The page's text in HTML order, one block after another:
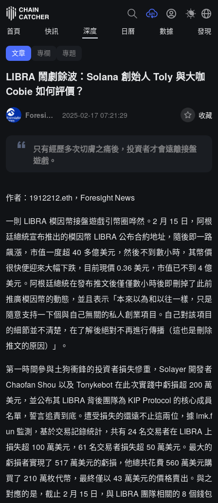
首頁 快訊 深度 日曆 數據 發現
文章 專欄 專題
LIBRA 鬧劇餘波：Solana 創始人 Toly 與大咖
Cobie 如何評價？
Foresight News
2025-02-17 07:21:29 收藏
只有經歷多次切膚之痛後，投資者才會遠離接盤
遊戲。
作者：1912212.eth，Foresight News
一則 LIBRA 模因幣接盤遊戲引幣圈哗然。2 月 15 日，阿根
廷總統宣布推出的模因幣 LIBRA 公布合約地址，隨後即一路
飆漲，市值一度超 40 多億美元，然後不到數小時，其幣價
很快便迎來大幅下跌，目前現價 0.36 美元，市值已不到 4 億
美元。阿根廷總統在發布推文後僅僅數小時後即刪掉了此前
推廣模因幣的動態，並且表示「本來以為和以往一樣，只是
隨意支持一下個與自己無關的私人創業項目。自己對該項目
的細節並不清楚，在了解後絕對不再進行傳播（這也是刪除
推文的原因）」。
第一時間參與土狗衝鋒的投資者損失慘重，Solayer 開發者
Chaofan Shou 以及 Tonykebot 在此次實踐中虧損超 200 萬
美元，並公布其 LIBRA 背後團隊為 KIP Protocol 的核心成員
名單，誓言追責到底。遭受損失的還遠不止這兩位，據 lmk.f
un 監測，基於交易記錄統計，共有 24 名交易者在 LIBRA 上
損失超 100 萬美元，61 名交易者損失超 50 萬美元。最大的
虧損者實現了 517 萬美元的虧損，他總共花費 560 萬美元購
買了 210 萬枚代幣，最終僅以 43 萬美元的價格賣出。與之
對應的是，截止 2 月 15 日，與 LIBRA 團隊相關的 8 個錢包